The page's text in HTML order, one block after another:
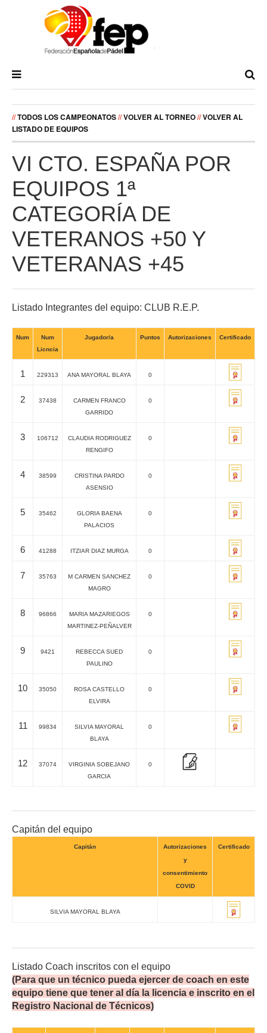
//TODOS LOS CAMPEONATOS//VOLVER AL TORNEO//VOLVER AL
LISTADO DE EQUIPOS
VI CTO. ESPAÑA POR
EQUIPOS 1ª
CATEGORÍA DE
VETERANOS +50 Y
VETERANAS +45
Listado Integrantes del equipo: CLUB R.E.P.
Num
Num
Licncia
Jugador/a Puntos Autorizaciones Certificado
1 229313 ANA MAYORAL BLAYA 0
2 37438
CARMEN FRANCO
GARRIDO
0
3 106712
CLAUDIA RODRIGUEZ
RENGIFO
0
4 38599
CRISTINA PARDO
ASENSIO
0
5 35462
GLORIA BAENA
PALACIOS
0
6 41288 ITZIAR DIAZ MURGA 0
7 35763
M CARMEN SANCHEZ
MAGRO
0
8 96866
MARIA MAZARIEGOS
MARTINEZ-PEÑALVER
0
9 9421
REBECCA SUED
PAULINO
0
10 35050
ROSA CASTELLO
ELVIRA
0
11 99834
SILVIA MAYORAL
BLAYA
0
12 37074
VIRGINIA SOBEJANO
GARCIA
0
Capitán del equipo
Capitán
Autorizaciones
y
consentimiento
COVID
Certificado
SILVIA MAYORAL BLAYA
Listado Coach inscritos con el equipo
(Para que un técnico pueda ejercer de coach en este
equipo tiene que tener al día la licencia e inscrito en el
Registro Nacional de Técnicos)